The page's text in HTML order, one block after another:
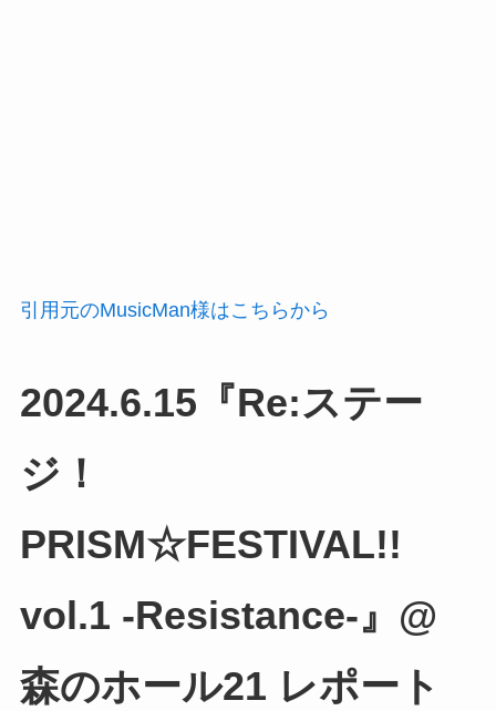
引用元のMusicMan様はこちらから
2024.6.15『Re:ステー
ジ！
PRISM☆FESTIVAL!!
vol.1 -Resistance-』@
森のホール21 レポート